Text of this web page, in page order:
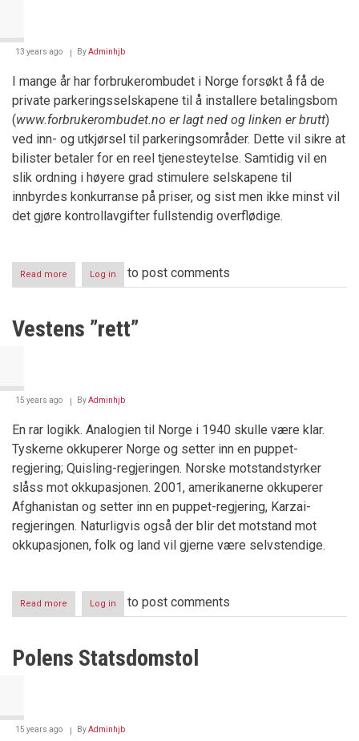
13 years ago ByAdminhjb
I mange år har forbrukerombudet i Norge forsøkt å få de
private parkeringsselskapene til å installere betalingsbom
(www.forbrukerombudet.no er lagt ned og linken er brutt)
ved inn- og utkjørsel til parkeringsområder. Dette vil sikre at
bilister betaler for en reel tjenesteytelse. Samtidig vil en
slik ordning i høyere grad stimulere selskapene til
innbyrdes konkurranse på priser, og sist men ikke minst vil
det gjøre kontrollavgifter fullstendig overflødige.
Read more about
Parkeringskrigen
Log in to post comments
Vestens ”rett”
15 years ago ByAdminhjb
En rar logikk. Analogien til Norge i 1940 skulle være klar.
Tyskerne okkuperer Norge og setter inn en puppet-
regjering; Quisling-regjeringen. Norske motstandstyrker
slåss mot okkupasjonen. 2001, amerikanerne okkuperer
Afghanistan og setter inn en puppet-regjering, Karzai-
regjeringen. Naturligvis også der blir det motstand mot
okkupasjonen, folk og land vil gjerne være selvstendige.
Read more about
Vestens
Log in to post comments
Polens Statsdomstol
15 years ago ByAdminhjb